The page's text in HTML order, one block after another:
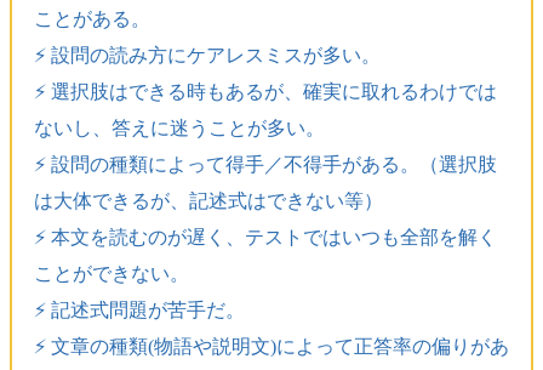
ことがある。
⚡️ 設問の読み方にケアレスミスが多い。
⚡️ 選択肢はできる時もあるが、確実に取れるわけでは
ないし、答えに迷うことが多い。
⚡️ 設問の種類によって得手／不得手がある。（選択肢
は大体できるが、記述式はできない等）
⚡️ 本文を読むのが遅く、テストではいつも全部を解く
ことができない。
⚡️ 記述式問題が苦手だ。
⚡️ 文章の種類(物語や説明文)によって正答率の偏りがあ